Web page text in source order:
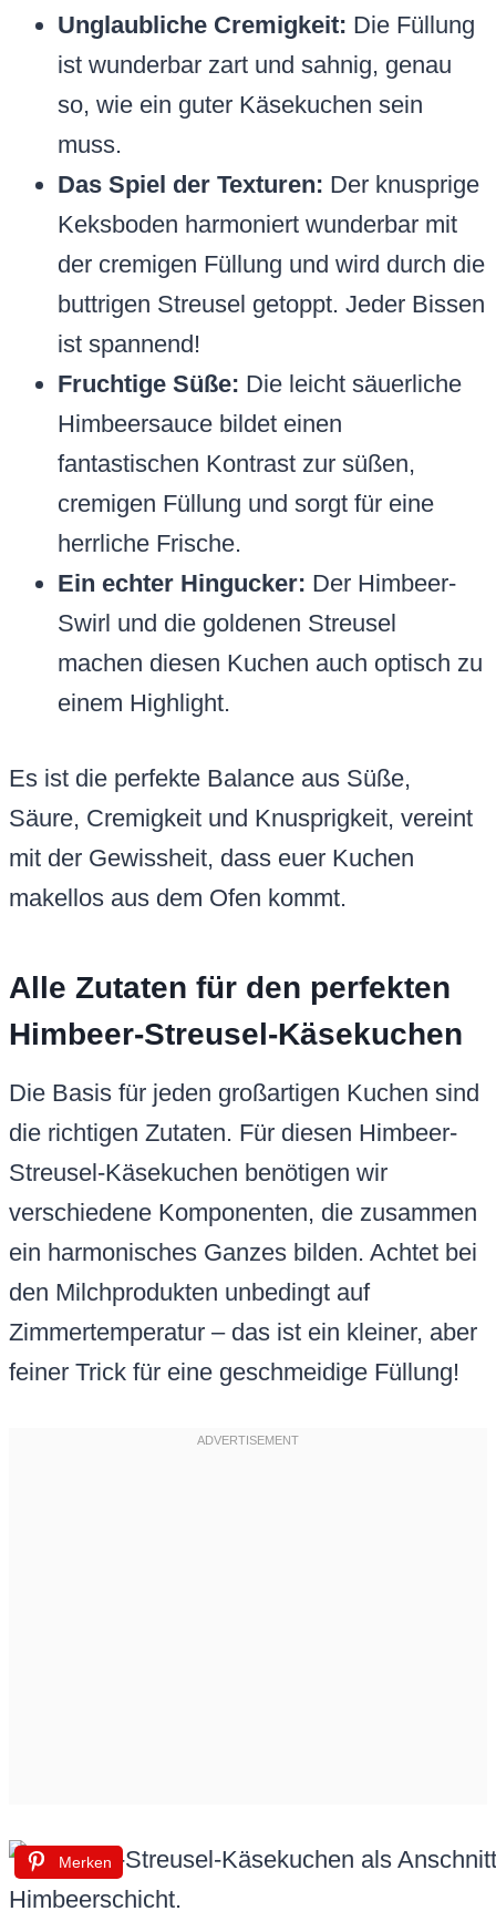
Unglaubliche Cremigkeit: Die Füllung
ist wunderbar zart und sahnig, genau
so, wie ein guter Käsekuchen sein
muss.
Das Spiel der Texturen: Der knusprige
Keksboden harmoniert wunderbar mit
der cremigen Füllung und wird durch die
buttrigen Streusel getoppt. Jeder Bissen
ist spannend!
Fruchtige Süße: Die leicht säuerliche
Himbeersauce bildet einen
fantastischen Kontrast zur süßen,
cremigen Füllung und sorgt für eine
herrliche Frische.
Ein echter Hingucker: Der Himbeer-
Swirl und die goldenen Streusel
machen diesen Kuchen auch optisch zu
einem Highlight.
Es ist die perfekte Balance aus Süße,
Säure, Cremigkeit und Knusprigkeit, vereint
mit der Gewissheit, dass euer Kuchen
makellos aus dem Ofen kommt.
Alle Zutaten für den perfekten
Himbeer-Streusel-Käsekuchen
Die Basis für jeden großartigen Kuchen sind
die richtigen Zutaten. Für diesen Himbeer-
Streusel-Käsekuchen benötigen wir
verschiedene Komponenten, die zusammen
ein harmonisches Ganzes bilden. Achtet bei
den Milchprodukten unbedingt auf
Zimmertemperatur – das ist ein kleiner, aber
feiner Trick für eine geschmeidige Füllung!
Merken